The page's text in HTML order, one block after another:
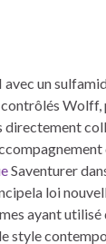
un
Saventurer
loi
ayant utilisé
style